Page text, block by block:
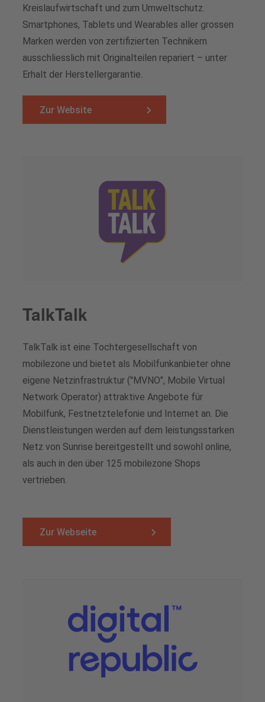
Kreislaufwirtschaft und zum Umweltschutz.
Smartphones, Tablets und Wearables aller grossen
Marken werden von zertifizierten Technikern
ausschliesslich mit Originalteilen repariert – unter
Erhalt der Herstellergarantie.
Zur Website
TalkTalk
TalkTalk ist eine Tochtergesellschaft von
mobilezone und bietet als Mobilfunkanbieter ohne
eigene Netzinfrastruktur ("MVNO", Mobile Virtual
Network Operator) attraktive Angebote für
Mobilfunk, Festnetztelefonie und Internet an. Die
Dienstleistungen werden auf dem leistungsstarken
Netz von Sunrise bereitgestellt und sowohl online,
als auch in den über 125 mobilezone Shops
vertrieben.
Zur Webseite